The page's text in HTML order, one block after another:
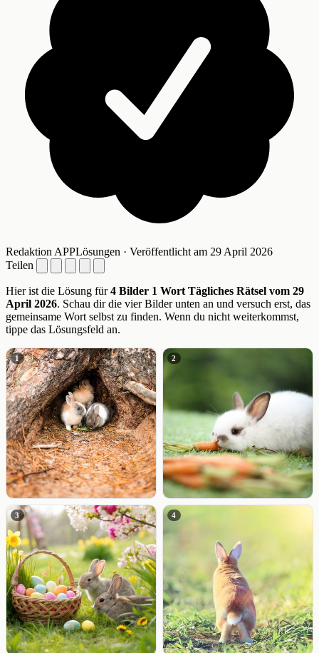
Redaktion APPLösungen · Veröffentlicht am 29 April 2026
Teilen
Hier ist die Lösung für4 Bilder 1 Wort Tägliches Rätsel vom 29
April 2026. Schau dir die vier Bilder unten an und versuch erst, das
gemeinsame Wort selbst zu finden. Wenn du nicht weiterkommst,
tippe das Lösungsfeld an.
1 2
3 4